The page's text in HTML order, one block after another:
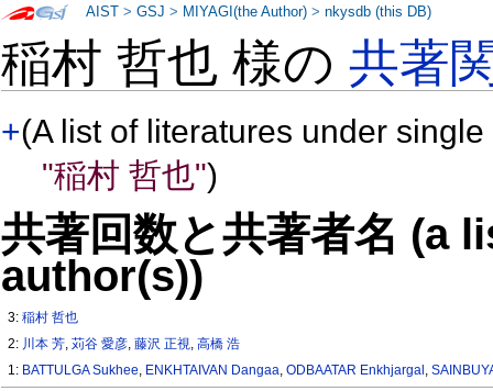
稲村 哲也 様の共著
+(A list of literatures under
"稲村 哲也")
共著回数と共著者名 (a
author(s))
3:稲村 哲也
2: 川本 芳,苅谷 愛彦,藤沢 正視,高橋 浩
1: BATTULGA Sukhee, ENKHTAIVAN Dangaa,ODBAATAR Enkhjargal ,
AIST >GSJ > MIYAGI(the Author) >nkysdb (this DB)